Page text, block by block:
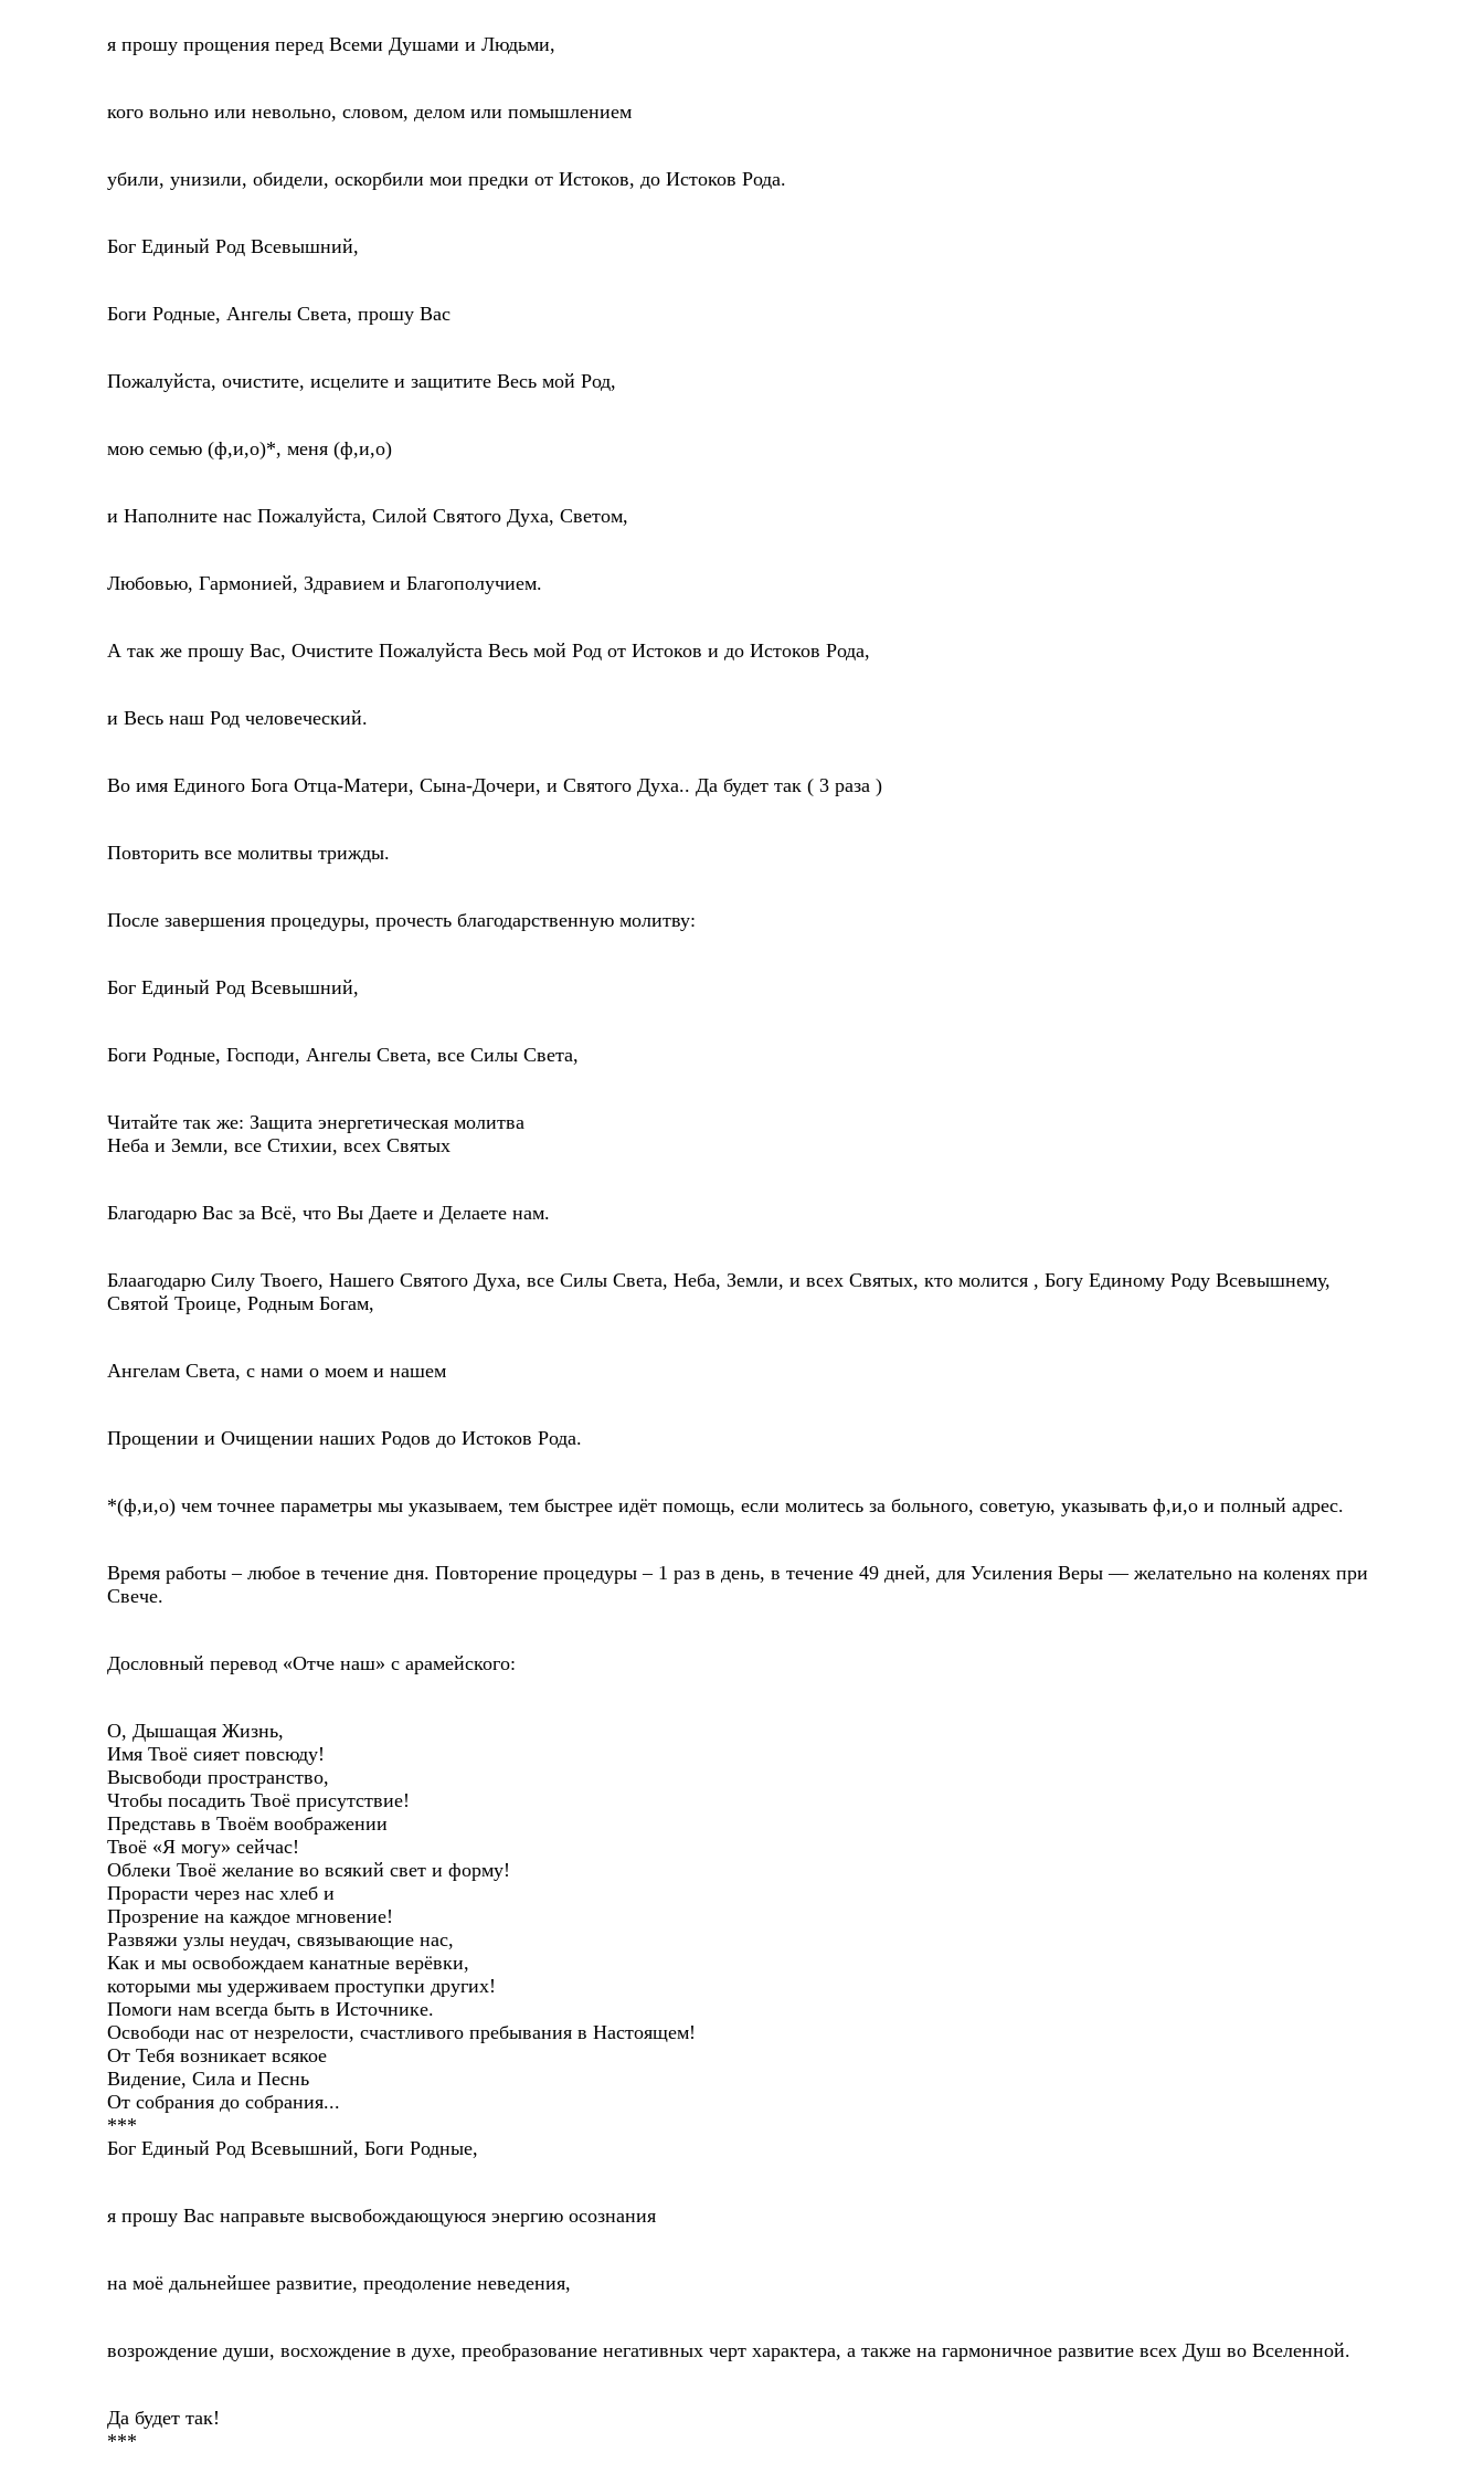
я прошу прощения перед Всеми Душами и Людьми,
кого вольно или невольно, словом, делом или помышлением
убили, унизили, обидели, оскорбили мои предки от Истоков, до Истоков Рода.
Бог Единый Род Всевышний,
Боги Родные, Ангелы Света, прошу Вас
Пожалуйста, очистите, исцелите и защитите Весь мой Род,
мою семью (ф,и,о)*, меня (ф,и,о)
и Наполните нас Пожалуйста, Силой Святого Духа, Светом,
Любовью, Гармонией, Здравием и Благополучием.
А так же прошу Вас, Очистите Пожалуйста Весь мой Род от Истоков и до Истоков Рода,
и Весь наш Род человеческий.
Во имя Единого Бога Отца-Матери, Сына-Дочери, и Святого Духа.. Да будет так ( 3 раза )
Повторить все молитвы трижды.
После завершения процедуры, прочесть благодарственную молитву:
Бог Единый Род Всевышний,
Боги Родные, Господи, Ангелы Света, все Силы Света,
Читайте так же: Защита энергетическая молитва
Неба и Земли, все Стихии, всех Святых
Благодарю Вас за Всё, что Вы Даете и Делаете нам.
Блаагодарю Силу Твоего, Нашего Святого Духа, все Силы Света, Неба, Земли, и всех Святых, кто молится , Богу Единому Роду Всевышнему,
Святой Троице, Родным Богам,
Ангелам Света, с нами о моем и нашем
Прощении и Очищении наших Родов до Истоков Рода.
*(ф,и,о) чем точнее параметры мы указываем, тем быстрее идёт помощь, если молитесь за больного, советую, указывать ф,и,о и полный адрес.
Время работы – любое в течение дня. Повторение процедуры – 1 раз в день, в течение 49 дней, для Усиления Веры — желательно на коленях при
Свече.
Дословный перевод «Отче наш» с арамейского:
О, Дышащая Жизнь,
Имя Твоё сияет повсюду!
Высвободи пространство,
Чтобы посадить Твоё присутствие!
Представь в Твоём воображении
Твоё «Я могу» сейчас!
Облеки Твоё желание во всякий свет и форму!
Прорасти через нас хлеб и
Прозрение на каждое мгновение!
Развяжи узлы неудач, связывающие нас,
Как и мы освобождаем канатные верёвки,
которыми мы удерживаем проступки других!
Помоги нам всегда быть в Источнике.
Освободи нас от незрелости, счастливого пребывания в Настоящем!
От Тебя возникает всякое
Видение, Сила и Песнь
От собрания до собрания...
***
Бог Единый Род Всевышний, Боги Родные,
я прошу Вас направьте высвобождающуюся энергию осознания
на моё дальнейшее развитие, преодоление неведения,
возрождение души, восхождение в духе, преобразование негативных черт характера, а также на гармоничное развитие всех Душ во Вселенной.
Да будет так!
***